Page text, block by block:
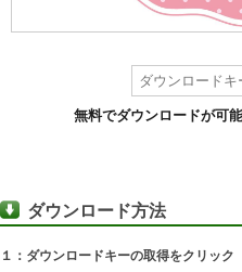
無料でダウンロードが可能
ダウンロード方法
１：ダウンロードキーの取得をクリック